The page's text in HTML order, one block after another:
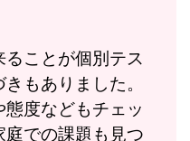
ことが個別テス
もありました。
態度などもチェッ
庭での課題も見つ